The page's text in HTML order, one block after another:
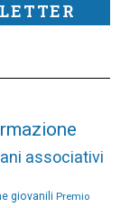
associativi
giovanili Premio